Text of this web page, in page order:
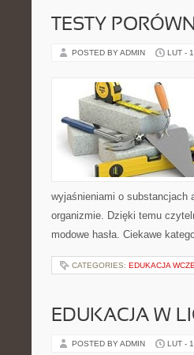
TESTY
POSTED BY ADMIN LUT -
wyjaśnieniami o substancjach
organizmie. Dzięki temu
modowe hasła. Ciekawe
CATEGORIES: EDUKACJA
EDUKACJA W
POSTED BY ADMIN LUT -